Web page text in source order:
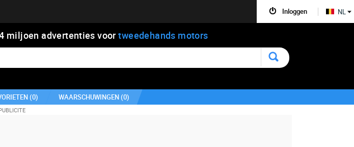
miljoen advertenties voortweedehands motors
(0) WAARSCHUWINGEN (0)
Inloggen NL